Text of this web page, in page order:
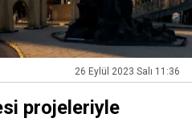
26 Eylül 2023 Salı 11:36
projeleriyle